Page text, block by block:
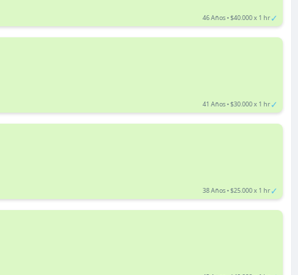
46 Años • $40.000 x 1 hr✓
41 Años • $30.000 x 1 hr✓
38 Años • $25.000 x 1 hr✓